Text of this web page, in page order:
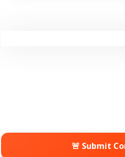
🚨 Submit